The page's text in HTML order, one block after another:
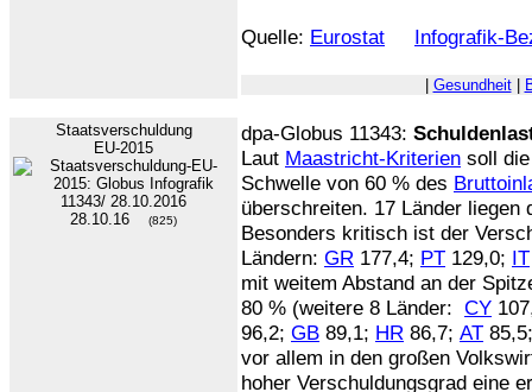
Quelle: Eurostat Infografik-
Gesundheit|
Staatsverschuldung
EU-2015
28.10.16 (825)
dpa-Globus 11343:
Laut Maastricht-Kriterien soll
Schwelle von 60 % des
überschreiten. 17 Länder liegen
Besonders kritisch ist der
Ländern: GR 177,4; PT 129,0; IT
mit weitem Abstand an der
80 % (weitere 8 Länder: CY
96,2; GB 89,1; HR 86,7; AT
vor allem in den großen
hoher Verschuldungsgrad eine